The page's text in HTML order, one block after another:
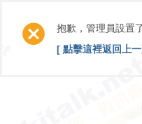
抱歉，管理員設置
[ 點擊這裡返回上